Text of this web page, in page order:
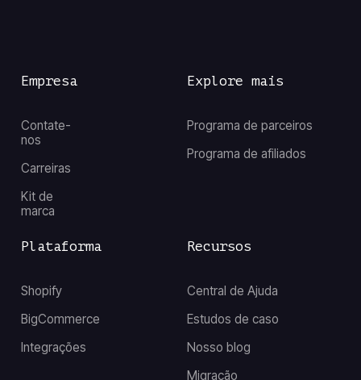
Empresa
Contate-
nos
Carreiras
Kit de
marca
Recursos
Central de Ajuda
Estudos de caso
Nosso blog
Migração
Explore mais
Programa de parceiros
Programa de afiliados
Plataforma
Shopify
BigCommerce
Integrações